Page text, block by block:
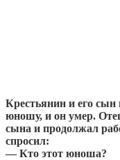
Крестьянин и его сын
юношу, и он умер.
сына и продолжал
спросил:
— Кто этот юноша?